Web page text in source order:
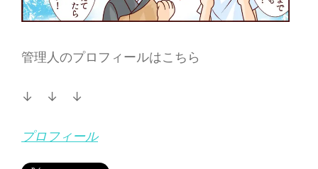
管理人のプロフィールはこちら
↓ ↓ ↓
プロフィール